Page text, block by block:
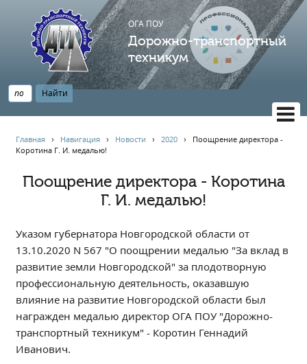
ОГА ПОУ
Дорожно-транспортный
техникум
НАВИГАЦИЯ
Главная
Профессионалитет
Опрос по качеству образования
Новости
Наблюдательный совет
Информация
Независимая оценка качества
Профориентация
Главная › Навигация › Новости ›2020 › Поощрение директора -
Коротина Г. И. медалью!
Поощрение директора - Коротина
Г. И. медалью!
Указом губернатора Новгородской области от
13.10.2020 N 567 "О поощрении медалью "За вклад в
развитие земли Новгородской" за плодотворную
профессиональную деятельность, оказавшую
влияние на развитие Новгородской области был
награжден медалью директор ОГА ПОУ "Дорожно-
транспортный техникум" - Коротин Геннадий
Иванович.